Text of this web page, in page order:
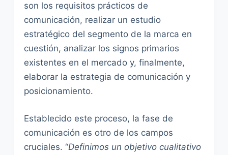
son los requisitos prácticos de
comunicación, realizar un estudio
estratégico del segmento de la marca en
cuestión, analizar los signos primarios
existentes en el mercado y, finalmente,
elaborar la estrategia de comunicación y
posicionamiento.
Establecido este proceso, la fase de
comunicación es otro de los campos
cruciales. “Definimos un objetivo cualitativo